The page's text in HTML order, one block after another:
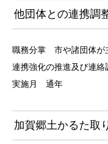
他団体との連携調
職務分掌 市や諸団体が
連携強化の推進及び連絡
実施月 通年
加賀郷土かるた取